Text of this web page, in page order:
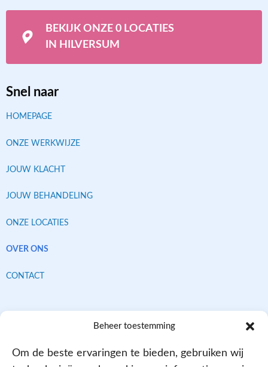
Beheer toestemming
Om de beste ervaringen te bieden, gebruiken wij
BEKIJK ONZE 0 LOCATIES
IN HILVERSUM
Snel naar
HOMEPAGE
ONZE WERKWIJZE
JOUW KLACHT
JOUW BEHANDELING
ONZE LOCATIES
OVER ONS
CONTACT
Contracten met alle verzekeraars